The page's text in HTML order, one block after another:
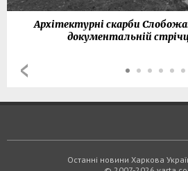
Архітектурні скарби
документальній
Останні новини Харкова